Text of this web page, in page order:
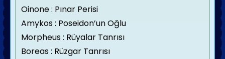
Oinone : Pınar Perisi
Amykos : Poseidon’un Oğlu
Morpheus : Rüyalar Tanrısı
Boreas : Rüzgar Tanrısı